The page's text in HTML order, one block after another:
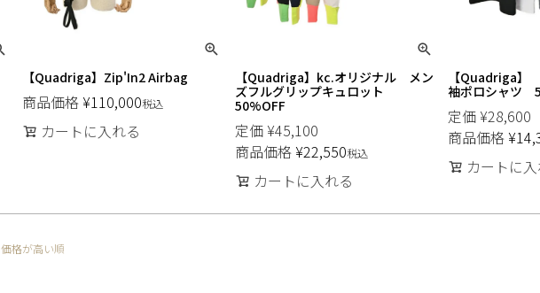
【Quadriga】Zip'In2 Airbag
商品価格 ¥110,000税込
カートに入れる
【Quadriga】kc.オリジナル メン
ズフルグリップキュロット
50%OFF
定価 ¥45,100
商品価格 ¥22,550税込
カートに入れる
【Quadriga】
袖ポロシャツ
定価 ¥28,600
商品価格 ¥
カートに
価格が高い順